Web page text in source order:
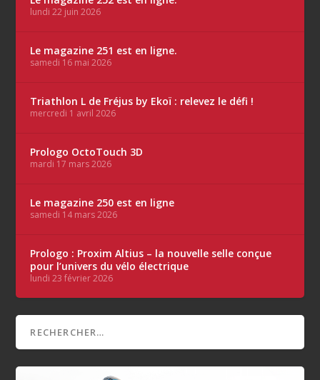
lundi 22 juin 2026
Le magazine 251 est en ligne.
samedi 16 mai 2026
Triathlon L de Fréjus by Ekoï : relevez le défi !
mercredi 1 avril 2026
Prologo OctoTouch 3D
mardi 17 mars 2026
Le magazine 250 est en ligne
samedi 14 mars 2026
Prologo : Proxim Altius – la nouvelle selle conçue
pour l’univers du vélo électrique
lundi 23 février 2026